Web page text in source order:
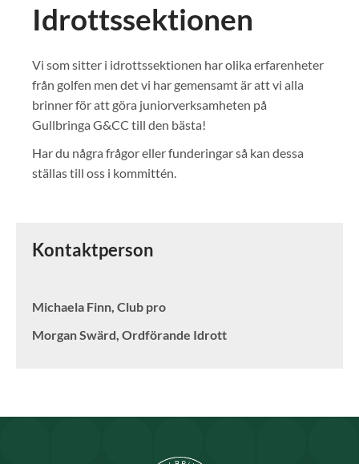
Idrottssektionen
Vi som sitter i idrottssektionen har olika erfarenheter
från golfen men det vi har gemensamt är att vi alla
brinner för att göra juniorverksamheten på
Gullbringa G&CC till den bästa!
Har du några frågor eller funderingar så kan dessa
ställas till oss i kommittén.
Kontaktperson
Michaela Finn, Club pro
Morgan Swärd, Ordförande Idrott